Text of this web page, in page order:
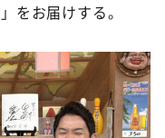
んでやねん！？」
する？～
をお届けする。